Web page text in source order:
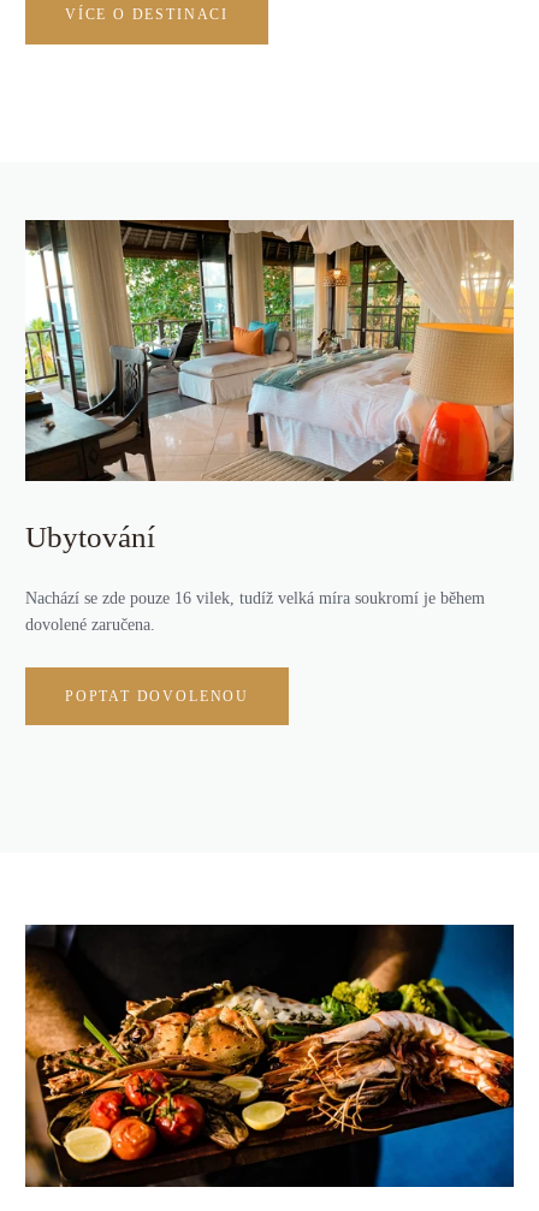
VÍCE O DESTINACI
Ubytování
Nachází se zde pouze 16 vilek, tudíž velká míra soukromí je během
dovolené zaručena.
POPTAT DOVOLENOU